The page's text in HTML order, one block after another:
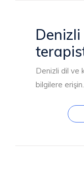
Denizli dil ve
bilgilere erişin.